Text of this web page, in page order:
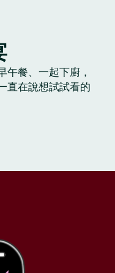
午餐、一起下廚，
直在說想試試看的